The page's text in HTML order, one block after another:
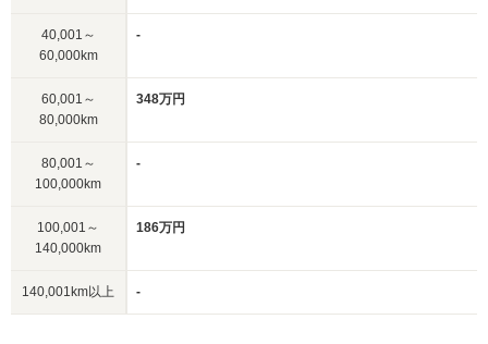
40,001～
60,000km
-
60,001～
80,000km
348万円
80,001～
100,000km
-
100,001～
140,000km
186万円
140,001km以上 -